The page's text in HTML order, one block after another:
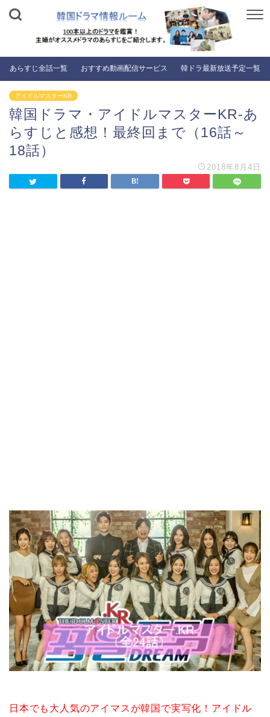
あらすじ全話一覧 おすすめ動画配信サービス 韓ドラ最新放送予定一覧
アイドルマスターKR
韓国ドラマ・アイドルマスターKR-あ
らすじと感想！最終回まで（16話～
18話）
2018年8月4日
日本でも大人気のアイマスが韓国で実写化！アイドル